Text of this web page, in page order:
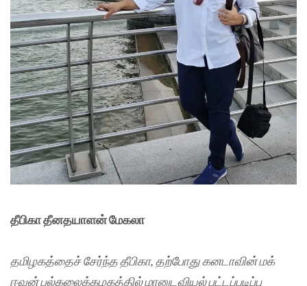
தீபிகா தீனதயாளன் மேகலா
தமிழகத்தைச் சேர்ந்த தீபிகா, தற்போது கனடாவின் மக்
ஈவன் பல்கலைக்கழகத்தில் மானுடவியல் பட்டப்படிப்பு